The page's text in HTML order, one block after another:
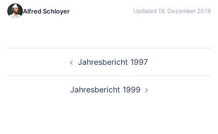
Alfred Schloyer Updated 18. Dezember 2019
Jahresbericht 1997
Jahresbericht 1999